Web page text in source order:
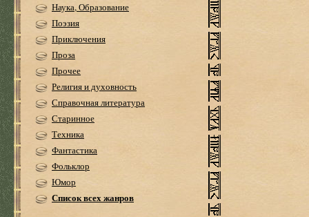
Наука, Образование
Поэзия
Приключения
Проза
Прочее
Религия и духовность
Справочная литература
Старинное
Техника
Фантастика
Фольклор
Юмор
Список всех жанров